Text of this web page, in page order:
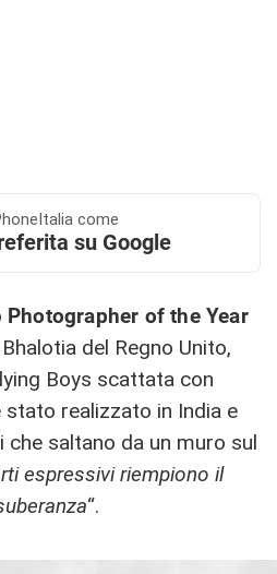
come
su Google
Photographer of the Year
del Regno Unito,
Boys scattata con
realizzato in India e
saltano da un muro sul
espressivi riempiono il
“.